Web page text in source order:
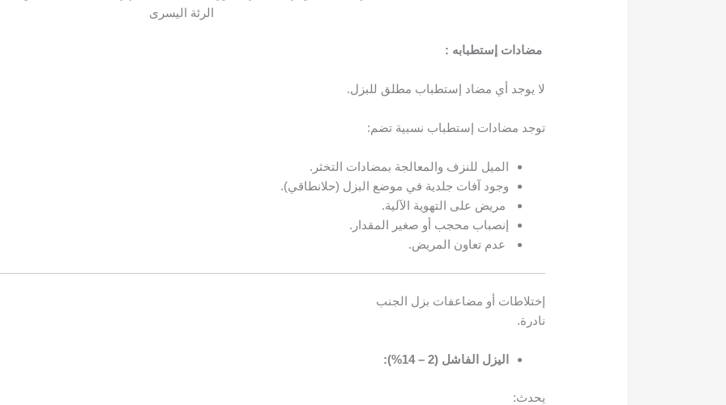
الرئة اليسرى
مضادات إستطبابه :
لا يوجد أي مضاد إستطباب مطلق للبزل.
توجد مضادات إستطباب نسبية تضم:
الميل للنزف والمعالجة بمضادات التخثر.
وجود آفات جلدية في موضع البزل (حلانطاقي).
مريض على التهوية الآلية.
إنصباب محجب أو صغير المقدار.
عدم تعاون المريض.
إختلاطات أو مضاعفات بزل الجنب
نادرة.
اليزل الفاشل (2 – 14%):
يحدث: